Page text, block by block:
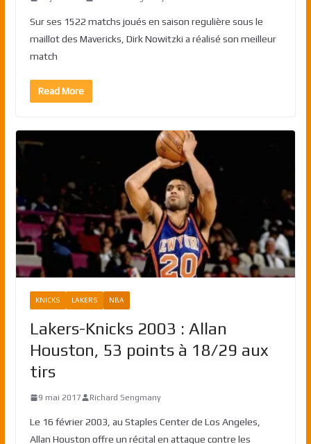
Sur ses 1522 matchs joués en saison regulière sous le
maillot des Mavericks, Dirk Nowitzki a réalisé son meilleur
match
Read More
KNICKS LAKERS NBA
Lakers-Knicks 2003 : Allan
Houston, 53 points à 18/29 aux
tirs
9 mai 2017 Richard Sengmany
Le 16 février 2003, au Staples Center de Los Angeles,
Allan Houston offre un récital en attaque contre les